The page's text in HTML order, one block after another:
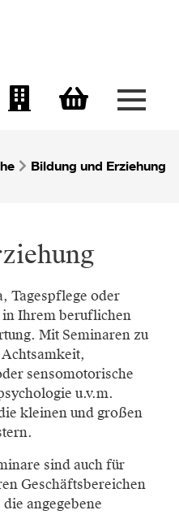
Menü
Bildung und Erziehung
Tagespflege oder
in Ihrem beruflichen
Mit Seminaren zu
sensomotorische
u.v.m.
kleinen und großen
sind auch für
Geschäftsbereichen
angegebene